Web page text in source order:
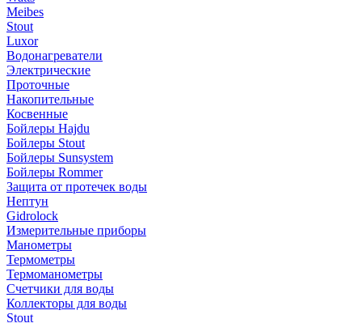
Meibes
Stout
Luxor
Водонагреватели
Электрические
Проточные
Накопительные
Косвенные
Бойлеры Hajdu
Бойлеры Stout
Бойлеры Sunsystem
Бойлеры Rommer
Защита от протечек воды
Нептун
Gidrolock
Измерительные приборы
Манометры
Термометры
Термоманометры
Счетчики для воды
Коллекторы для воды
Stout